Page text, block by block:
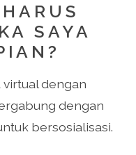
SAYA
dengan
dengan
bersosialisasi.